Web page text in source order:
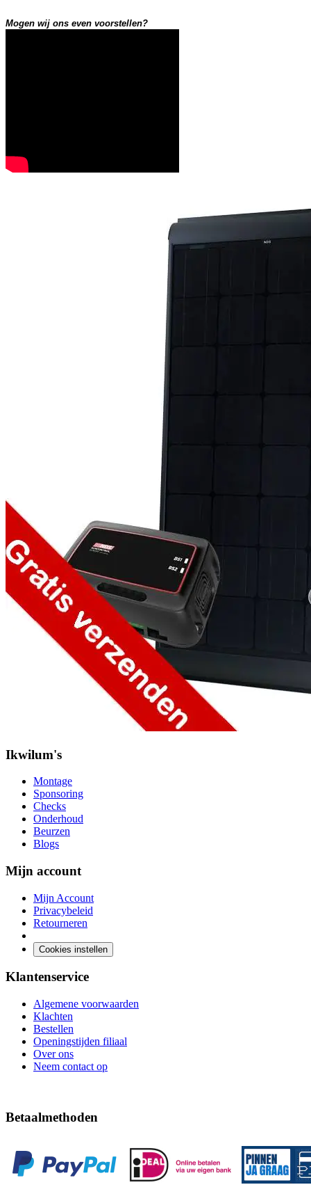
Mogen wij ons even voorstellen?
Ikwilum's
Montage
Sponsoring
Checks
Onderhoud
Beurzen
Blogs
Mijn account
Mijn Account
Privacybeleid
Retourneren
Cookies instellen
Klantenservice
Algemene voorwaarden
Klachten
Bestellen
Openingstijden filiaal
Over ons
Neem contact op
Betaalmethoden